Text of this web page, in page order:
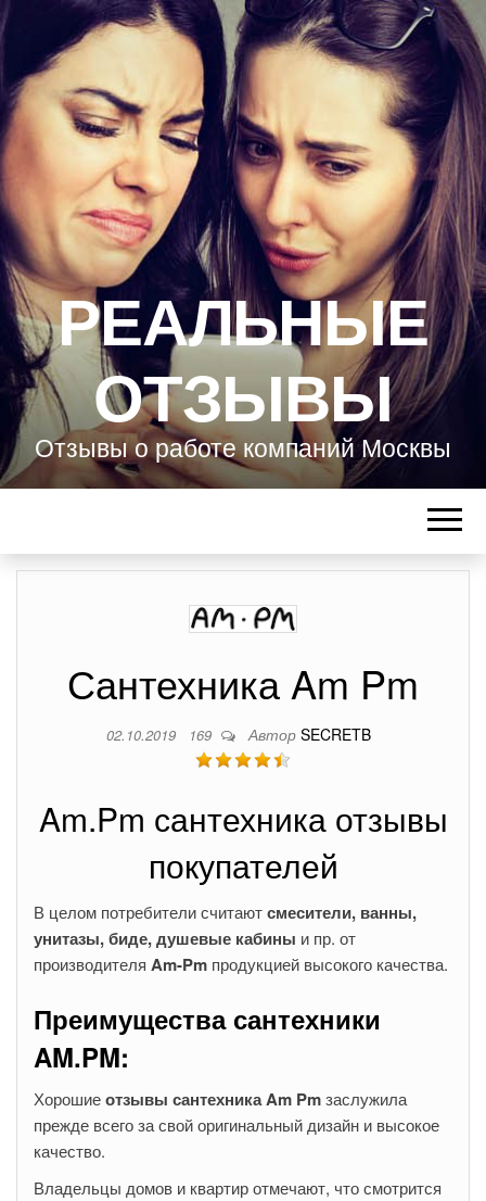
РЕАЛЬНЫЕ
ОТЗЫВЫ
Отзывы о работе компаний Москвы
Сантехника Am Pm
02.10.2019 169 Автор SECRETB
Am.Pm сантехника отзывы
покупателей
В целом потребители считаютсмесители, ванны,
унитазы, биде, душевые кабины и пр. от
производителя Am-Pm продукцией высокого качества.
Преимущества сантехники
AM.PM:
Хорошиеотзывы сантехника Am Pmзаслужила
прежде всего за свой оригинальный дизайн и высокое
качество.
Владельцы домов и квартир отмечают, что смотрится